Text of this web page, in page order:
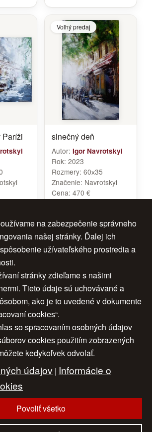
Paríži
Voľný predaj
slnečný deň
Autor: Igor Navrotskyi
Rok: 2023
Rozmery: 60х35
Značenie: Navrotskyi
Cena: 470 €
ďalej >
3 4 5
6
9
O nás | Obchodné podmienky |
osobných údajov | Cookies
| Cenník | Aktuality | Kontakt
|
CONSULTING, Všetky práva vyhradené
na zabezpečenie správneho
našej stránky. Ďalej ich
užívateľského prostredia a
stránky zdieľame s našimi
Tieto údaje sú uchovávané a
ako je to uvedené v dokumente
cookies“.
so spracovaním osobných údajov
cookies použitím zobrazených
kedykoľvek odvolať.
údajov | Informácie o
Povoliť všetko